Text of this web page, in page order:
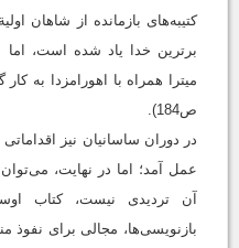
کتیبه‌های بازمانده از شاهان
برترین خدا یاد شده است، اما
ص184).
در دوران ساسانیان نیز
عمل آمد؛ اما در نهایت،
آن تردیدی نیست، کتاب
بازنویسی‌ها، مجالی برای نفوذ